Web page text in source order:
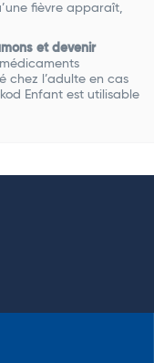
fièvre apparaît,
et devenir
chez l’adulte en cas
Enfant est utilisable